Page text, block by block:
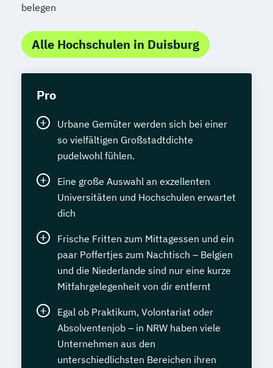
belegen
Alle Hochschulen in Duisburg
Pro
Urbane Gemüter werden sich bei einer
so vielfältigen Großstadtdichte
pudelwohl fühlen.
Eine große Auswahl an exzellenten
Universitäten und Hochschulen erwartet
dich
Frische Fritten zum Mittagessen und ein
paar Poffertjes zum Nachtisch – Belgien
und die Niederlande sind nur eine kurze
Mitfahrgelegenheit von dir entfernt
Egal ob Praktikum, Volontariat oder
Absolventenjob – in NRW haben viele
Unternehmen aus den
unterschiedlichsten Bereichen ihren